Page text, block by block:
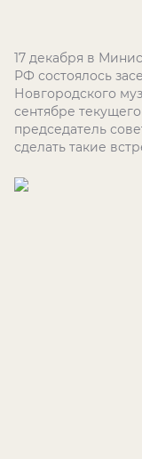
17 декабря в
РФ состоялось
Новгородского
сентябре
председатель
сделать такие